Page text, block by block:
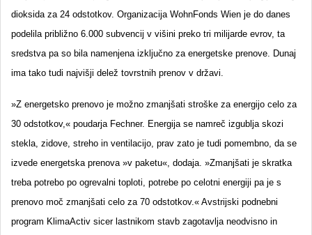
dioksida za 24 odstotkov. Organizacija WohnFonds Wien je do danes
podelila približno 6.000 subvencij v višini preko tri milijarde evrov, ta
sredstva pa so bila namenjena izključno za energetske prenove. Dunaj
ima tako tudi najvišji delež tovrstnih prenov v državi.
»Z energetsko prenovo je možno zmanjšati stroške za energijo celo za
30 odstotkov,« poudarja Fechner. Energija se namreč izgublja skozi
stekla, zidove, streho in ventilacijo, prav zato je tudi pomembno, da se
izvede energetska prenova »v paketu«, dodaja. »Zmanjšati je skratka
treba potrebo po ogrevalni toploti, potrebe po celotni energiji pa je s
prenovo moč zmanjšati celo za 70 odstotkov.« Avstrijski podnebni
program KlimaActiv sicer lastnikom stavb zagotavlja neodvisno in